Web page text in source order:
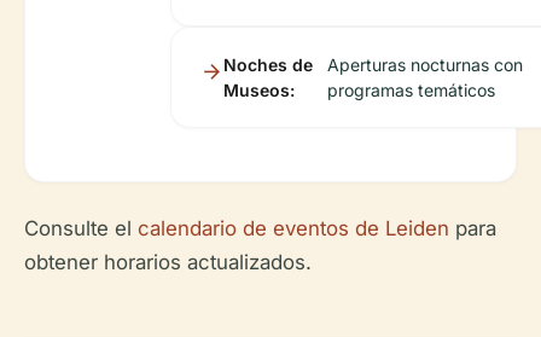
Noches de
Museos:
Aperturas nocturnas con
programas temáticos
Consulte el calendario de eventos de Leiden para
obtener horarios actualizados.